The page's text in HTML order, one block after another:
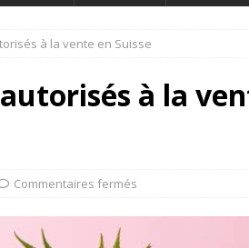
à la vente en Suisse
à la
Commentaires fermés